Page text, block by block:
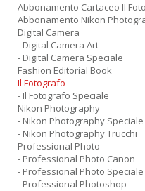
Abbonamento Cartaceo Il
Abbonamento Nikon
Digital Camera
- Digital Camera Art
- Digital Camera Speciale
Fashion Editorial Book
Il Fotografo
- Il Fotografo Speciale
Nikon Photography
- Nikon Photography Speciale
- Nikon Photography Trucchi
Professional Photo
- Professional Photo Canon
- Professional Photo Speciale
- Professional Photoshop